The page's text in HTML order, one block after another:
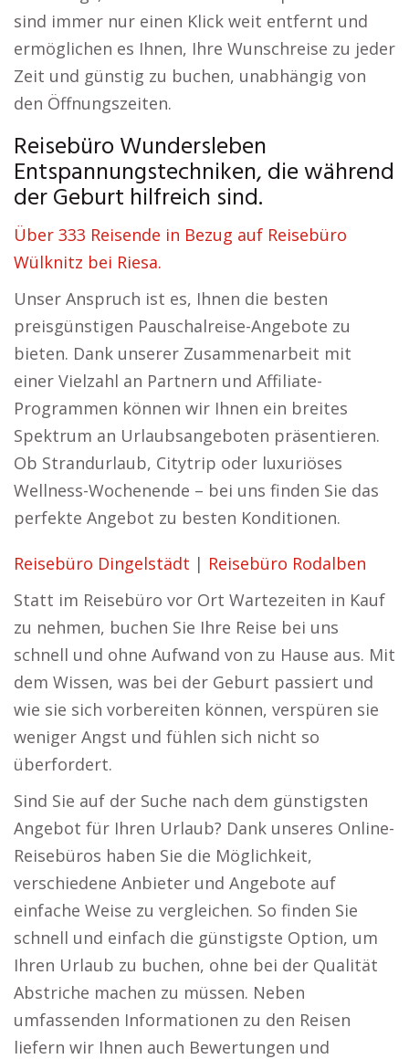
sind immer nur einen Klick weit entfernt und
ermöglichen es Ihnen, Ihre Wunschreise zu jeder
Zeit und günstig zu buchen, unabhängig von
den Öffnungszeiten.
Reisebüro Wundersleben
Entspannungstechniken, die während
der Geburt hilfreich sind.
Über 333 Reisende in Bezug auf Reisebüro
Wülknitz bei Riesa.
Unser Anspruch ist es, Ihnen die besten
preisgünstigen Pauschalreise-Angebote zu
bieten. Dank unserer Zusammenarbeit mit
einer Vielzahl an Partnern und Affiliate-
Programmen können wir Ihnen ein breites
Spektrum an Urlaubsangeboten präsentieren.
Ob Strandurlaub, Citytrip oder luxuriöses
Wellness-Wochenende – bei uns finden Sie das
perfekte Angebot zu besten Konditionen.
Reisebüro Dingelstädt | Reisebüro Rodalben
Statt im Reisebüro vor Ort Wartezeiten in Kauf
zu nehmen, buchen Sie Ihre Reise bei uns
schnell und ohne Aufwand von zu Hause aus. Mit
dem Wissen, was bei der Geburt passiert und
wie sie sich vorbereiten können, verspüren sie
weniger Angst und fühlen sich nicht so
überfordert.
Sind Sie auf der Suche nach dem günstigsten
Angebot für Ihren Urlaub? Dank unseres Online-
Reisebüros haben Sie die Möglichkeit,
verschiedene Anbieter und Angebote auf
einfache Weise zu vergleichen. So finden Sie
schnell und einfach die günstigste Option, um
Ihren Urlaub zu buchen, ohne bei der Qualität
Abstriche machen zu müssen. Neben
umfassenden Informationen zu den Reisen
liefern wir Ihnen auch Bewertungen und